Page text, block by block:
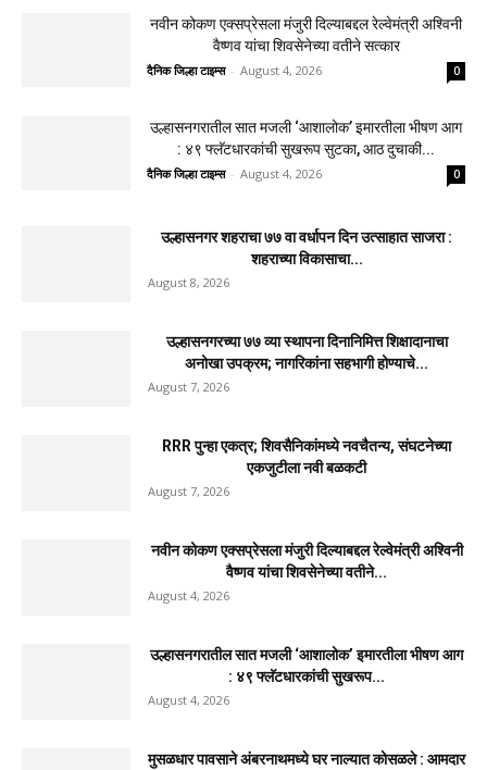
नवीन कोकण एक्सप्रेसला मंजुरी दिल्याबद्दल रेल्वेमंत्री अश्विनी
वैष्णव यांचा शिवसेनेच्या वतीने सत्कार
दैनिक जिल्हा टाइम्स - August 4, 2026 0
उल्हासनगरातील सात मजली ‘आशालोक’ इमारतीला भीषण आग
: ४९ फ्लॅटधारकांची सुखरूप सुटका, आठ दुचाकी...
दैनिक जिल्हा टाइम्स - August 4, 2026 0
उल्हासनगर शहराचा ७७ वा वर्धापन दिन उत्साहात साजरा :
शहराच्या विकासाचा...
August 8, 2026
उल्हासनगरच्या ७७ व्या स्थापना दिनानिमित्त शिक्षादानाचा
अनोखा उपक्रम; नागरिकांना सहभागी होण्याचे...
August 7, 2026
RRR पुन्हा एकत्र; शिवसैनिकांमध्ये नवचैतन्य, संघटनेच्या
एकजुटीला नवी बळकटी
August 7, 2026
नवीन कोकण एक्सप्रेसला मंजुरी दिल्याबद्दल रेल्वेमंत्री अश्विनी
वैष्णव यांचा शिवसेनेच्या वतीने...
August 4, 2026
उल्हासनगरातील सात मजली ‘आशालोक’ इमारतीला भीषण आग
: ४९ फ्लॅटधारकांची सुखरूप...
August 4, 2026
मुसळधार पावसाने अंबरनाथमध्ये घर नाल्यात कोसळले : आमदार